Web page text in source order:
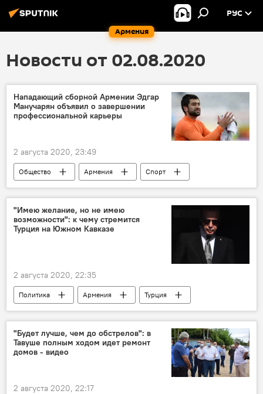
Армения
РУС
Новости от 02.08.2020
Нападающий сборной Армении Эдгар
Манучарян объявил о завершении
профессиональной карьеры
2 августа 2020, 23:49
Общество Армения Спорт
"Имею желание, но не имею
возможности": к чему стремится
Турция на Южном Кавказе
2 августа 2020, 22:35
Политика Армения
Турция
Южный Кавказ
"Будет лучше, чем до обстрелов": в
Тавуше полным ходом идет ремонт
домов - видео
2 августа 2020, 22:17